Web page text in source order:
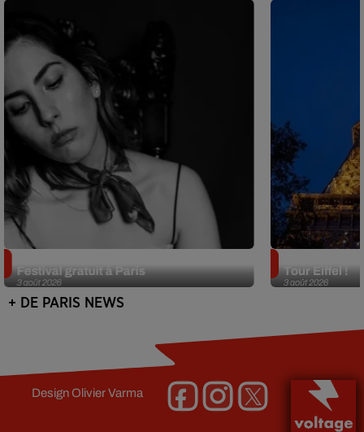
3 août 2026
Festival gratuit à Paris
3 août 2026
Tour Eiffel !
+ DE PARIS NEWS
DesignOlivier Varma